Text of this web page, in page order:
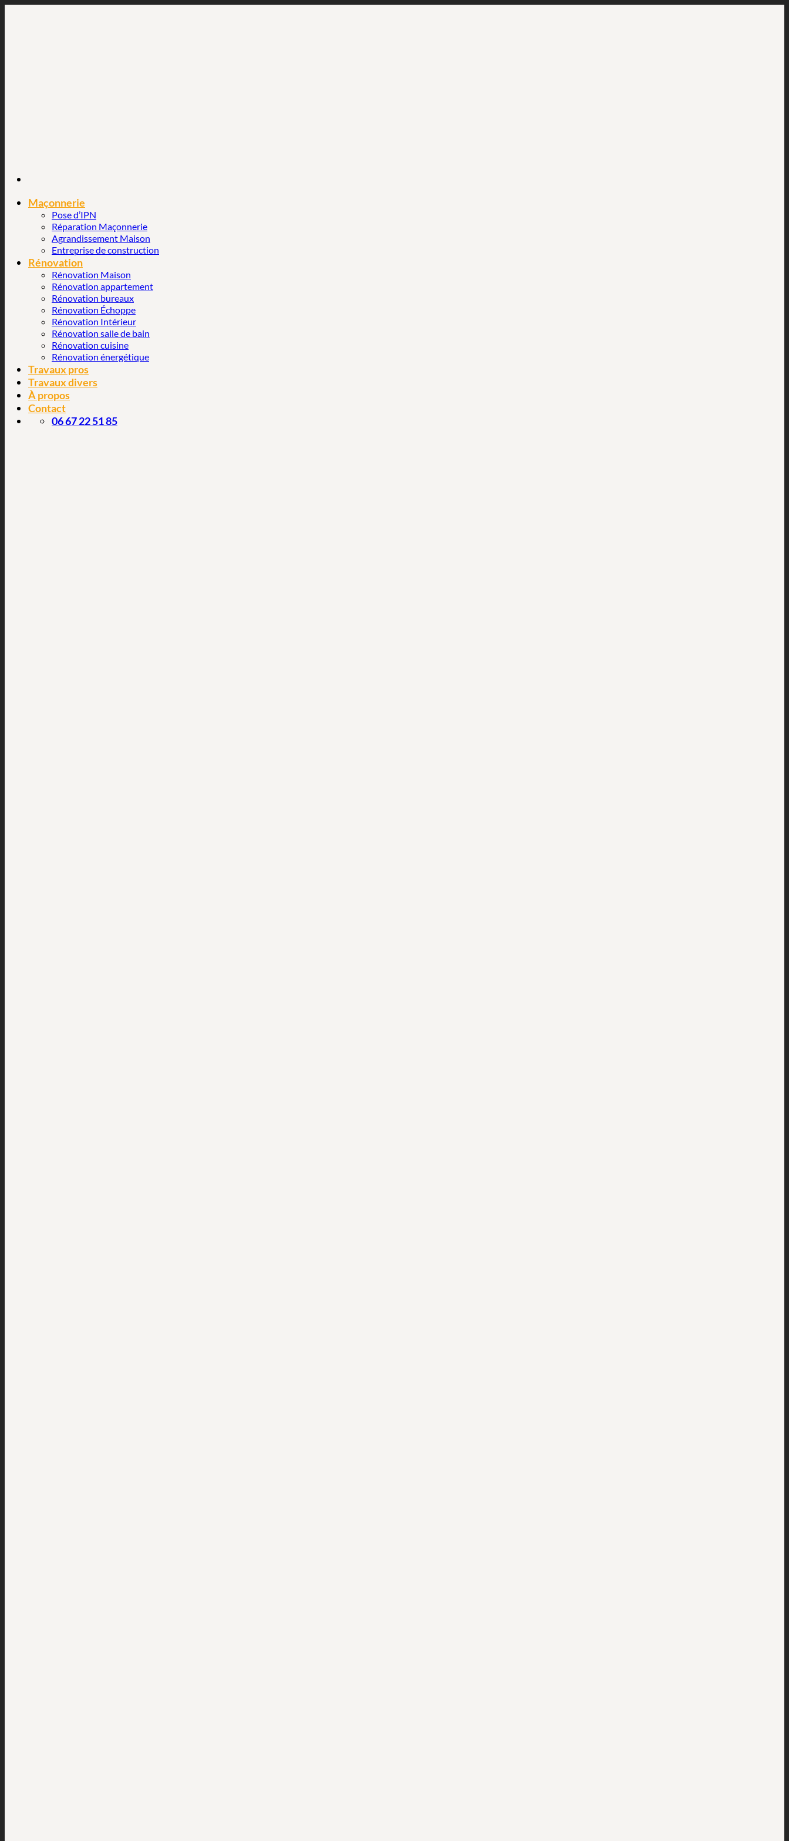
Maçonnerie
Pose d’IPN
Réparation Maçonnerie
Agrandissement Maison
Entreprise de construction
Rénovation
Rénovation Maison
Rénovation appartement
Rénovation bureaux
Rénovation Échoppe
Rénovation Intérieur
Rénovation salle de bain
Rénovation cuisine
Rénovation énergétique
Travaux pros
Travaux divers
À propos
Contact
06 67 22 51 85